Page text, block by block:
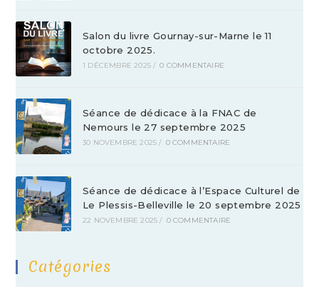
Salon du livre Gournay-sur-Marne le 11
octobre 2025.
1 DÉCEMBRE 2025 / 0 COMMENTAIRE
Séance de dédicace à la FNAC de
Nemours le 27 septembre 2025
30 NOVEMBRE 2025 / 0 COMMENTAIRE
Séance de dédicace à l’Espace Culturel de
Le Plessis-Belleville le 20 septembre 2025
22 NOVEMBRE 2025 / 0 COMMENTAIRE
Catégories